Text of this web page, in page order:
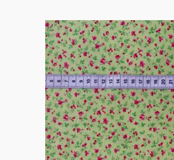
PRODUKTDETAILS